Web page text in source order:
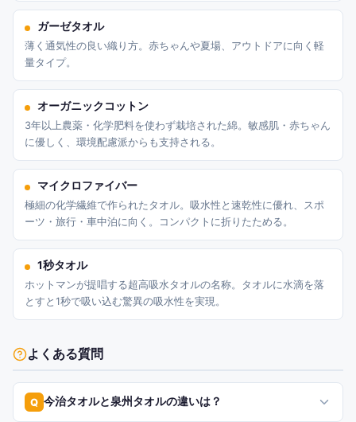
ガーゼタオル
薄く通気性の良い織り方。赤ちゃんや夏場、アウトドアに向く軽
量タイプ。
オーガニックコットン
3年以上農薬・化学肥料を使わず栽培された綿。敏感肌・赤ちゃん
に優しく、環境配慮派からも支持される。
マイクロファイバー
極細の化学繊維で作られたタオル。吸水性と速乾性に優れ、スポ
ーツ・旅行・車中泊に向く。コンパクトに折りたためる。
1秒タオル
ホットマンが提唱する超高吸水タオルの名称。タオルに水滴を落
とすと1秒で吸い込む驚異の吸水性を実現。
よくある質問
Q 今治タオルと泉州タオルの違いは？